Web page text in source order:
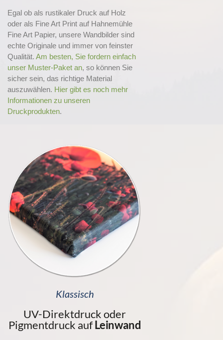
Egal ob als rustikaler Druck auf Holz
oder als Fine Art Print auf Hahnemühle
Fine Art Papier, unsere Wandbilder sind
echte Originale und immer von feinster
Qualität. Am besten, Sie fordern einfach
unser Muster-Paket an, so können Sie
sicher sein, das richtige Material
auszuwählen. Hier gibt es noch mehr
Informationen zu unseren
Druckprodukten.
Klassisch
UV-Direktdruck oder
Pigmentdruck aufLeinwand